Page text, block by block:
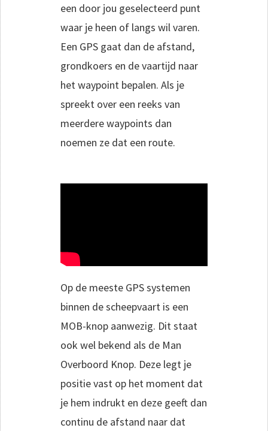
een door jou geselecteerd punt
waar je heen of langs wil varen.
Een GPS gaat dan de afstand,
grondkoers en de vaartijd naar
het waypoint bepalen. Als je
spreekt over een reeks van
meerdere waypoints dan
noemen ze dat een route.
Op de meeste GPS systemen
binnen de scheepvaart is een
MOB-knop aanwezig. Dit staat
ook wel bekend als de Man
Overboord Knop. Deze legt je
positie vast op het moment dat
je hem indrukt en deze geeft dan
continu de afstand naar dat